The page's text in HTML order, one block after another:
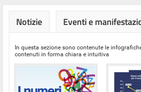
Notizie Eventi e
In questa sezione sono contenute le
contenuti in forma chiara e intuitiva